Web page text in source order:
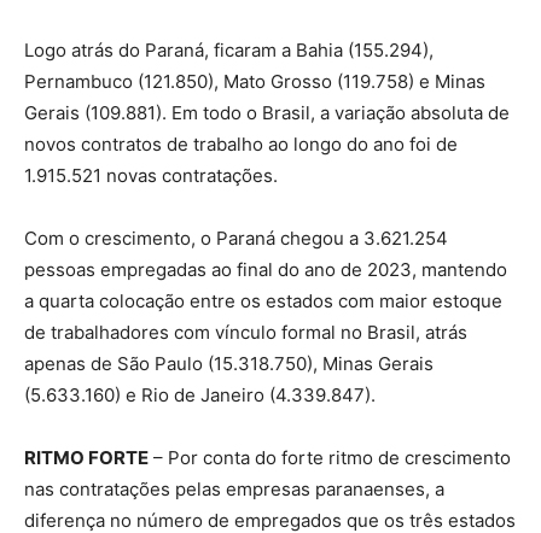
Logo atrás do Paraná, ficaram a Bahia (155.294),
Pernambuco (121.850), Mato Grosso (119.758) e Minas
Gerais (109.881). Em todo o Brasil, a variação absoluta de
novos contratos de trabalho ao longo do ano foi de
1.915.521 novas contratações.
Com o crescimento, o Paraná chegou a 3.621.254
pessoas empregadas ao final do ano de 2023, mantendo
a quarta colocação entre os estados com maior estoque
de trabalhadores com vínculo formal no Brasil, atrás
apenas de São Paulo (15.318.750), Minas Gerais
(5.633.160) e Rio de Janeiro (4.339.847).
RITMO FORTE – Por conta do forte ritmo de crescimento
nas contratações pelas empresas paranaenses, a
diferença no número de empregados que os três estados